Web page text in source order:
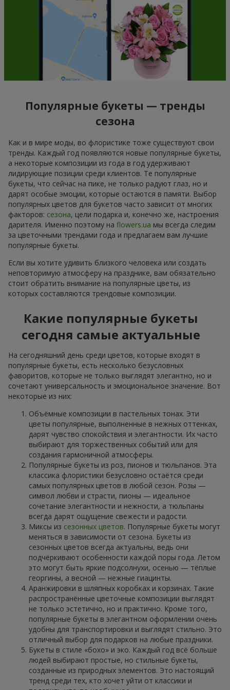
Популярные букеты — тренды
сезона
Как и в мире моды, во флористике тоже существуют свои
тренды. Каждый год появляются новые популярные букеты,
а некоторые композиции из года в год удерживают
лидирующие позиции среди клиентов. Те популярные
букеты, что сейчас на пике, не только радуют глаз, но и
дарят особые эмоции, которые остаются в памяти. Выбор
популярных цветов для букетов часто зависит от многих
факторов: сезона, цели подарка и, конечно же, настроения
дарителя. Именно поэтому на flowers.ua мы всегда следим
за цветочными трендами года и предлагаем вам лучшие
популярные букеты.
Если вы хотите удивить близкого человека или создать
неповторимую атмосферу на празднике, вам обязательно
стоит обратить внимание на популярные цветы, из
которых составляются трендовые композиции.
Какие популярные букеты
сегодня самые актуальные
На сегодняшний день среди цветов, которые входят в
популярные букеты, есть несколько безусловных
фаворитов, которые не только выглядят элегантно, но и
сочетают универсальность и эмоциональное значение. Вот
некоторые из них:
Объёмные композиции в пастельных тонах. Эти
цветы популярные, выполненные в нежных оттенках,
дарят чувство спокойствия и элегантности. Их часто
выбирают для торжественных событий или для
создания гармоничной атмосферы.
Популярные букеты из роз, пионов и тюльпанов. Эта
классика флористики безусловно остаётся среди
самых популярных цветов в любой сезон. Розы —
символ любви и страсти, пионы — идеальное
сочетание элегантности и нежности, а тюльпаны
всегда дарят ощущение свежести и радости.
Миксы из сезонных цветов. Популярные букеты могут
меняться в зависимости от сезона. Букеты из
сезонных цветов всегда актуальны, ведь они
подчёркивают особенности каждой поры года. Летом
это могут быть яркие подсолнухи, осенью — тёплые
георгины, а весной — нежные гиацинты.
Аранжировки в шляпных коробках и корзинах. Такие
распространённые цветочные композиции выглядят
не только эстетично, но и практично. Кроме того,
популярные букеты в элегантном оформлении очень
удобны для транспортировки и выглядят стильно. Это
отличный выбор для подарков на любые праздники.
Букеты в стиле «бохо» и эко. Каждый год всё больше
людей выбирают простые, но стильные букеты,
созданные из природных элементов. Это настоящий
тренд среди тех, кто хочет уйти от классики и